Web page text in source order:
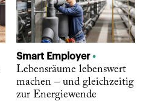
Smart Employer
Lebensräume lebenswert
machen – und gleichzeitig
zur Energiewende